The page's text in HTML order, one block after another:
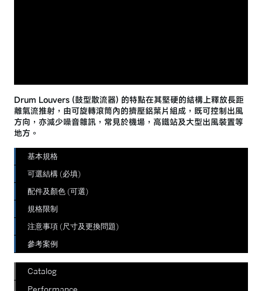
Catalog
Performance
Drum Louvers (鼓型散流器) 的特點在其堅硬的結構上釋放長距
離氣流推射，由可旋轉滾筒內的擠壓鋁葉片組成，既可控制出風
方向，亦減少噪音雜訊，常見於機場，高鐵站及大型出風裝置等
地方。
基本規格
可選結構 (必填)
配件及顏色 (可選)
規格限制
注意事項 (尺寸及更換問題)
參考案例